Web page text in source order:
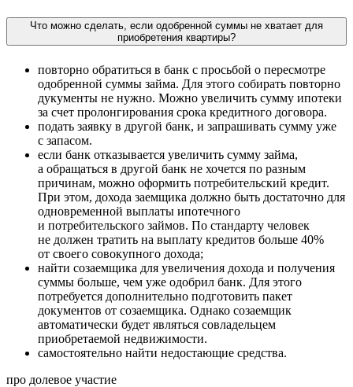
Что можно сделать, если одобренной суммы не хватает для
приобретения квартиры?
повторно обратиться в банк с просьбой о пересмотре
одобренной суммы займа. Для этого собирать повторно
дукументы не нужно. Можно увеличить сумму ипотеки
за счет пролонгирования срока кредитного договора.
подать заявку в другой банк, и запрашивать сумму уже
с запасом.
если банк отказывается увеличить сумму займа,
а обращаться в другой банк не хочется по разным
причинам, можно оформить потребительский кредит.
При этом, дохода заемщика должно быть достаточно для
одновременной выплаты ипотечного
и потребительского займов. По стандарту человек
не должен тратить на выплату кредитов больше 40%
от своего совокупного дохода;
найти созаемщика для увеличения дохода и получения
суммы больше, чем уже одобрил банк. Для этого
потребуется дополнительно подготовить пакет
документов от созаемщика. Однако созаемщик
автоматически будет являться совладельцем
приобретаемой недвижимости.
самостоятельно найти недостающие средства.
про долевое участие